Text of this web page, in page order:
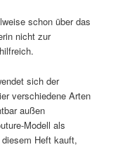
schon über das
nicht zur
sich der
verschiedene Arten
außen
Modell als
Heft kauft,